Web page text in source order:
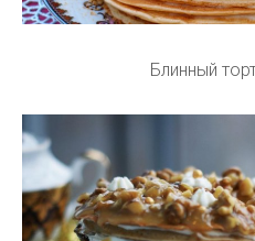
Блинный